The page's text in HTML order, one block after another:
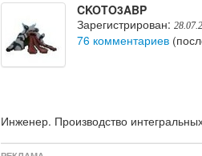
CKOTO3ABP
Зарегистрирован:
76 комментариев
Инженер. Производство